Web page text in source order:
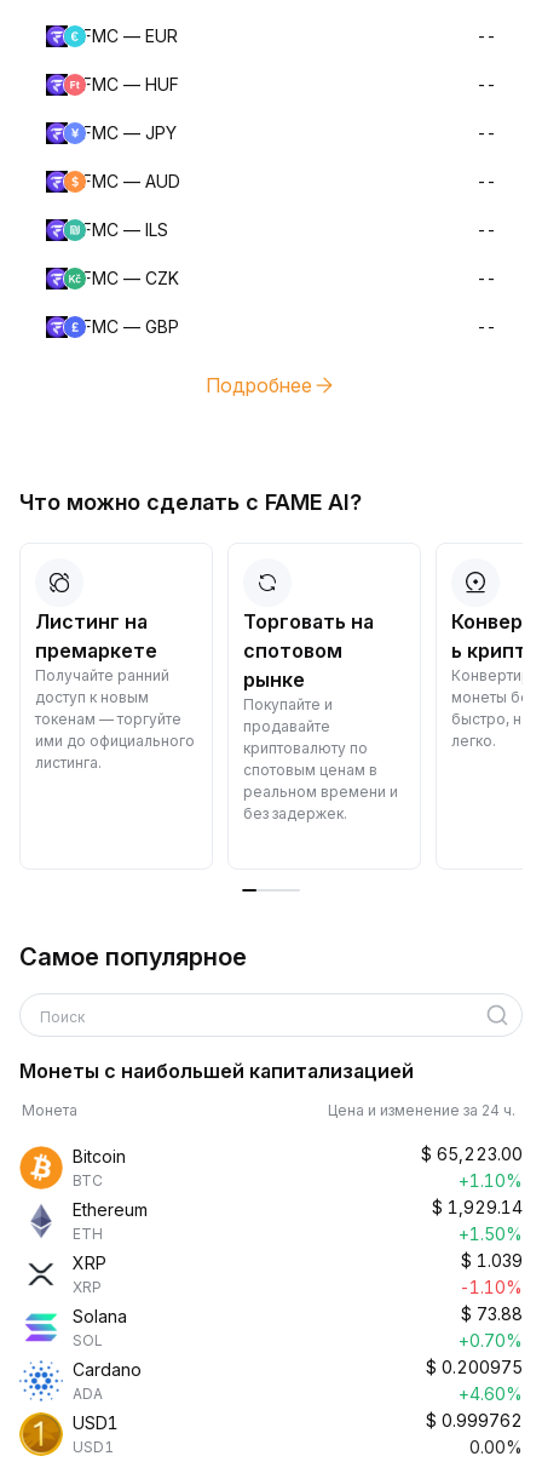
FMC — EUR --
FMC — HUF --
FMC — JPY --
FMC — AUD --
FMC — ILS --
FMC — CZK --
FMC — GBP --
Подробнее
Что можно сделать с FAME AI?
Листинг на
премаркете
Получайте ранний
доступ к новым
токенам — торгуйте
ими до официального
листинга.
Торговать на
спотовом
рынке
Покупайте и
продавайте
криптовалюту по
спотовым ценам в
реальном времени и
без задержек.
ь
монеты
быстро,
легко.
Самое популярное
Поиск
Монеты с наибольшей капитализацией
Монета Цена и изменение за 24 ч.
Bitcoin
BTC
$ 65,223.00
+1.10%
Ethereum
ETH
$ 1,929.14
+1.50%
XRP
XRP
$ 1.039
-1.10%
Solana
SOL
$ 73.88
+0.70%
Cardano
ADA
$ 0.200975
+4.60%
USD1
USD1
$ 0.999762
0.00%